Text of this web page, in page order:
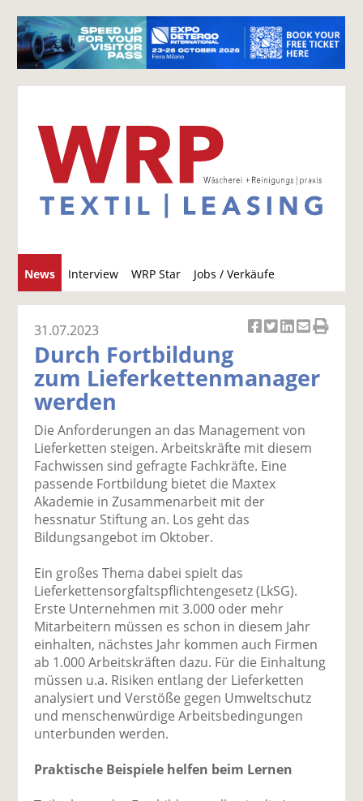
News Interview WRP Star Jobs / Verkäufe
u
c
k
uf
F
ac
e
b
o
il
e
n
k
wi
tt
er
n
k
el
uf
Li
n
e
n
k
el
er
E
d
n
k
31.07.2023
Durch Fortbildung
zum Lieferkettenmanager
werden
Die Anforderungen an das Management von
Lieferketten steigen. Arbeitskräfte mit diesem
Fachwissen sind gefragte Fachkräfte. Eine
passende Fortbildung bietet die Maxtex
Akademie in Zusammenarbeit mit der
hessnatur Stiftung an. Los geht das
Bildungsangebot im Oktober.
Ein großes Thema dabei spielt das
Lieferkettensorgfaltspflichtengesetz (LkSG).
Erste Unternehmen mit 3.000 oder mehr
Mitarbeitern müssen es schon in diesem Jahr
einhalten, nächstes Jahr kommen auch Firmen
ab 1.000 Arbeitskräften dazu. Für die Einhaltung
müssen u.a. Risiken entlang der Lieferketten
analysiert und Verstöße gegen Umweltschutz
und menschenwürdige Arbeitsbedingungen
unterbunden werden.
Praktische Beispiele helfen beim Lernen